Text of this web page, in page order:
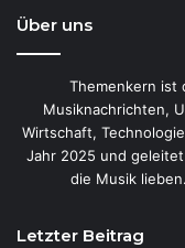
Über uns
Themenkern ist
Musiknachrichten,
Wirtschaft,
Jahr 2025 und
die Musik
Letzter Beitrag